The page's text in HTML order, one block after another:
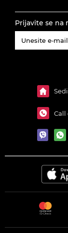
Prijavite se na
Call